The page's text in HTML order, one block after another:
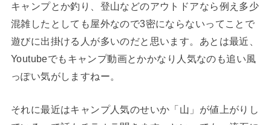
キャンプとか釣り、登山などのアウトドアなら例え多少
混雑したとしても屋外なので3密にならないってことで
遊びに出掛ける人が多いのだと思います。あとは最近、
Youtubeでもキャンプ動画とかかなり人気なのも追い風
っぽい気がしますねー。
それに最近はキャンプ人気のせいか「山」が値上がりし